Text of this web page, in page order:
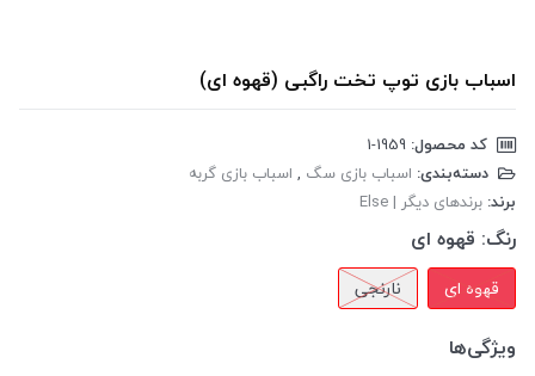
اسباب بازی توپ تخت راگبی (قهوه ای)
کد محصول:
دسته‌بندی: اسباب بازی سگ , اسباب بازی گربه
برند: برندهای دیگر | Else
رنگ: قهوه ای
قهوه ای نارنجی
ویژگی‌ها